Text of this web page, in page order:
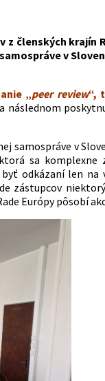
členských krajín
v
„peer review“,
následnom
v
sa
odkázaní len
zástupcov
Európy pôsobí